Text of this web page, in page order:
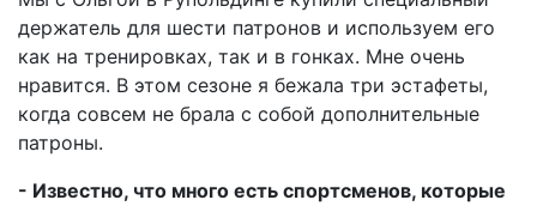
держатель для шести патронов и используем его
как на тренировках, так и в гонках. Мне очень
нравится. В этом сезоне я бежала три эстафеты,
когда совсем не брала с собой дополнительные
патроны.
- Известно, что много есть спортсменов, которые